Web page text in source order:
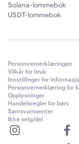
Solana-lommebok
USDT-lommebok
Personvernerklæringen
Vilkår for bruk
Innstillinger for
Personvernerklæring for
Opplysninger
Handelsregler for børs
Samsvarssenter
Ikke selg/del